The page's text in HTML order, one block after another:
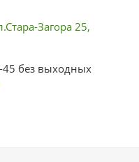
Загора 25,
45 без выходных